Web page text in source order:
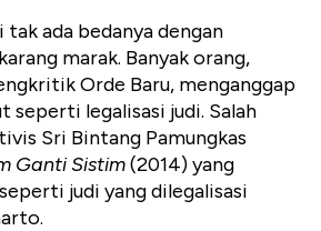
ada bedanya dengan
marak. Banyak orang,
Orde Baru, menganggap
seperti legalisasi judi. Salah
Sri Bintang Pamungkas
Ganti Sistim(2014) yang
judi yang dilegalisasi